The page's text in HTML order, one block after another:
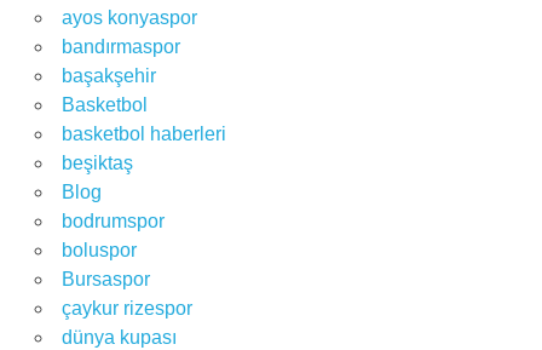
ayos konyaspor
bandırmaspor
başakşehir
Basketbol
basketbol haberleri
beşiktaş
Blog
bodrumspor
boluspor
Bursaspor
çaykur rizespor
dünya kupası